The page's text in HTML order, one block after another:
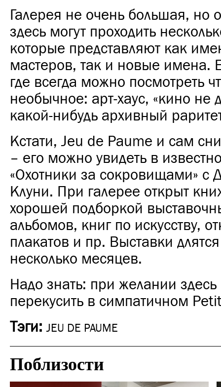
Галерея не очень большая, но
здесь могут проходить
которые представляют как
мастеров, так и новые имена.
где всегда можно посмотреть
необычное: арт-хаус, «кино не
какой-нибудь архивный
Кстати, Jeu de Paume и сам
– его можно увидеть в
«Охотники за сокровищами» с
Клуни. При галерее открыт
хорошей подборкой
альбомов, книг по искусству,
плакатов и пр. Выставки
несколько месяцев.
Надо знать: при желании
перекусить в симпатичном
Тэги: JEU DE PAUME
Поблизости